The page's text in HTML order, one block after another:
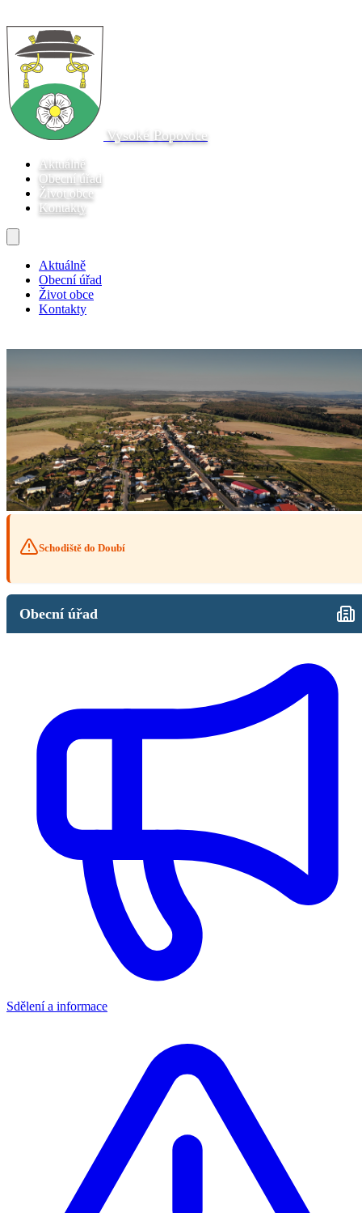
Vysoké Popovice
Aktuálně
Obecní úřad
Život obce
Kontakty
Aktuálně
Obecní úřad
Život obce
Kontakty
Schodiště do Doubí
Obecní úřad
Sdělení a informace